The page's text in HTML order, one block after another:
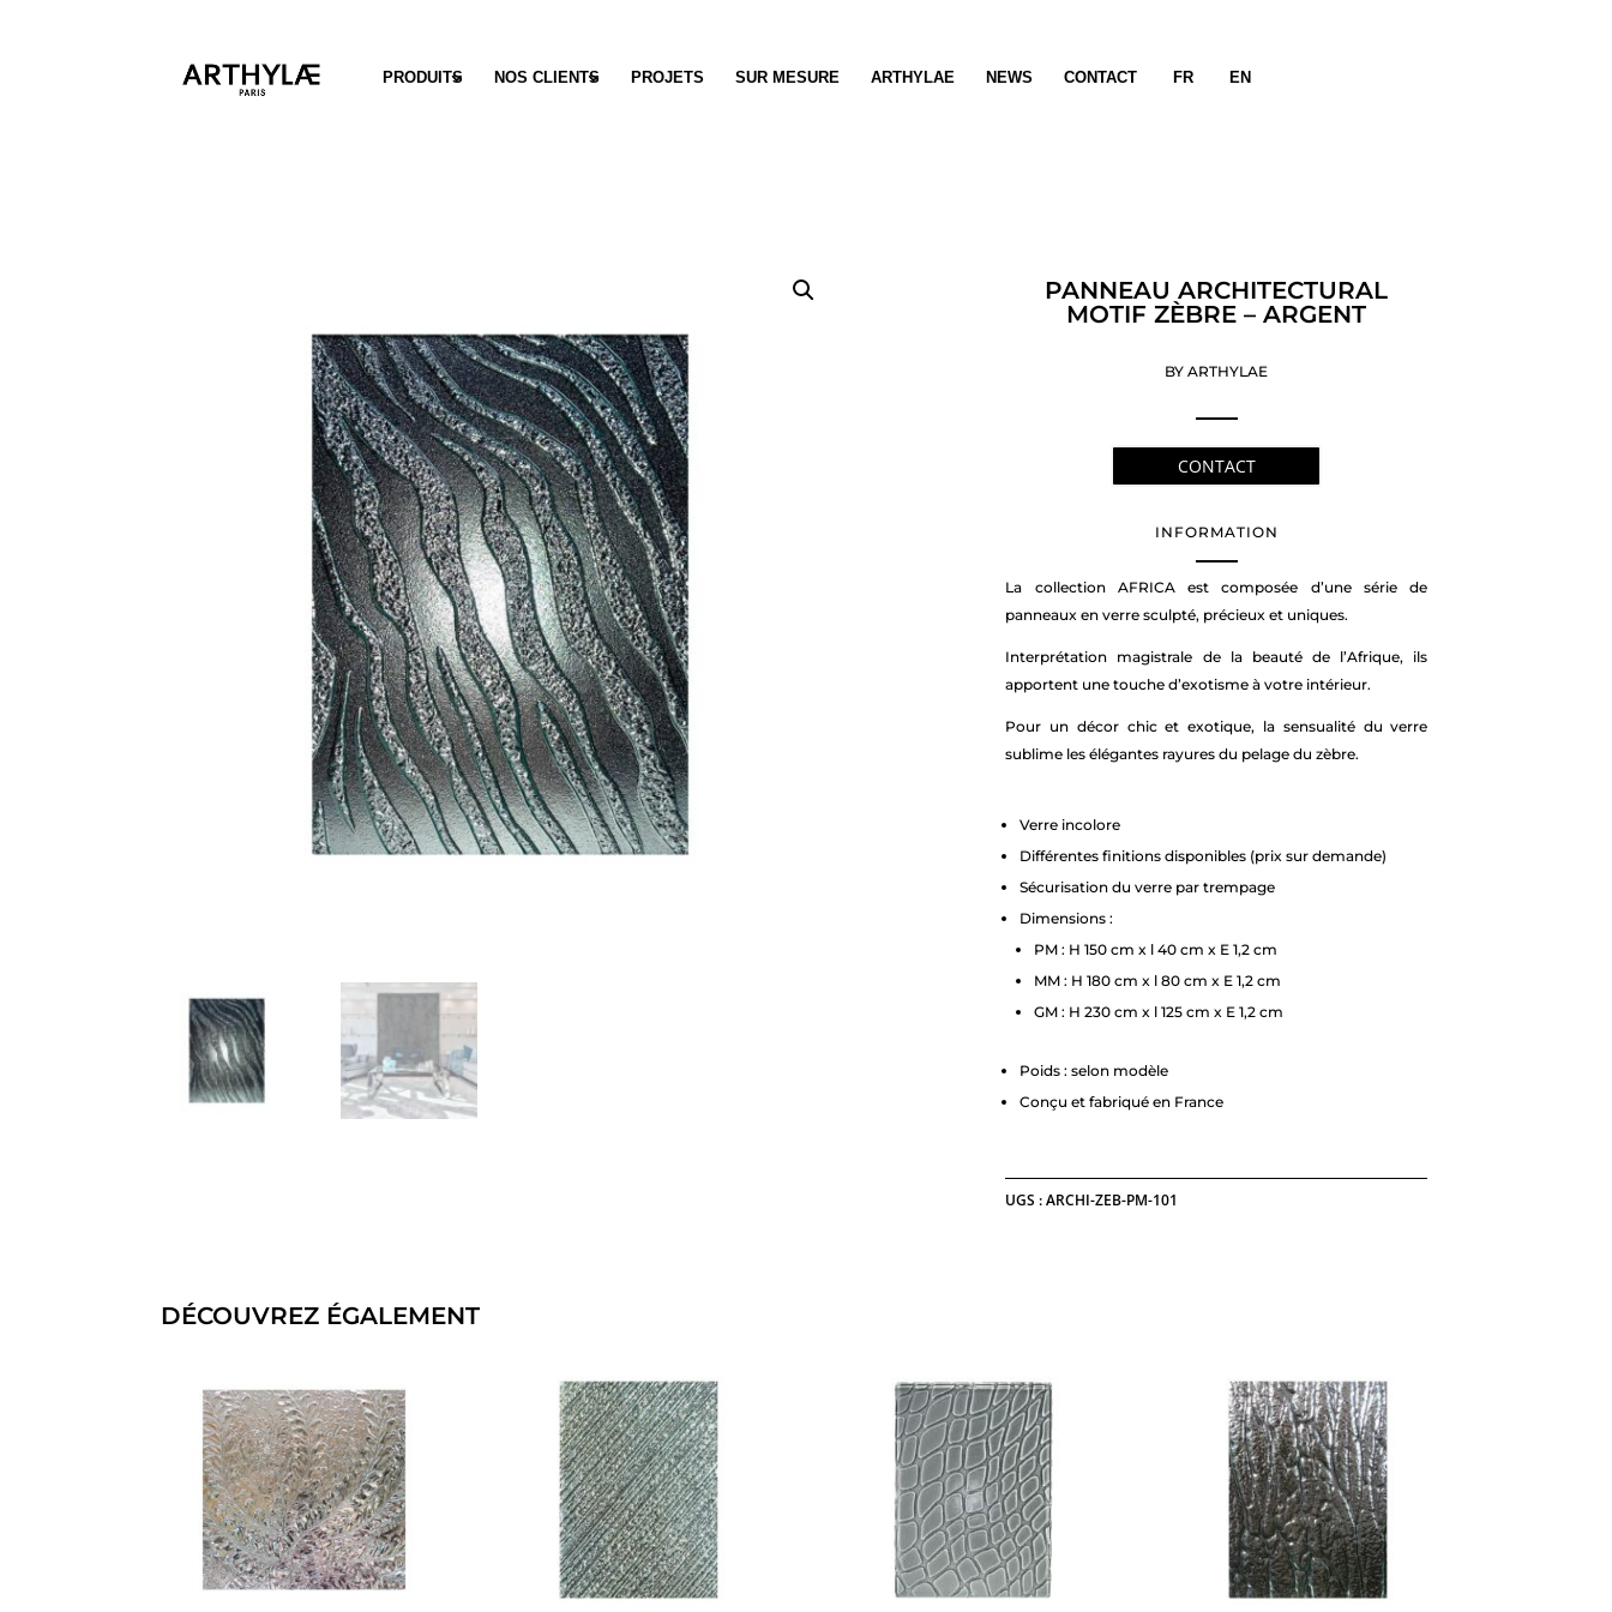
PRODUITS NOS CLIENTS PROJETS SUR MESURE ARTHYLAE NEWS CONTACT FR EN
PANNEAU ARCHITECTURAL
MOTIF ZÈBRE – ARGENT
BY ARTHYLAE
CONTACT
INFORMATION
La collection AFRICA est composée d’une série de
panneaux en verre sculpté, précieux et uniques.
Interprétation magistrale de la beauté de l’Afrique, ils
apportent une touche d’exotisme à votre intérieur.
Pour un décor chic et exotique, la sensualité du verre
sublime les élégantes rayures du pelage du zèbre.
Verre incolore
Différentes finitions disponibles (prix sur demande)
Sécurisation du verre par trempage
Dimensions :
PM : H 150 cm x l 40 cm x E 1,2 cm
MM : H 180 cm x l 80 cm x E 1,2 cm
GM : H 230 cm x l 125 cm x E 1,2 cm
Poids : selon modèle
Conçu et fabriqué en France
UGS :ARCHI-ZEB-PM-101
DÉCOUVREZ ÉGALEMENT